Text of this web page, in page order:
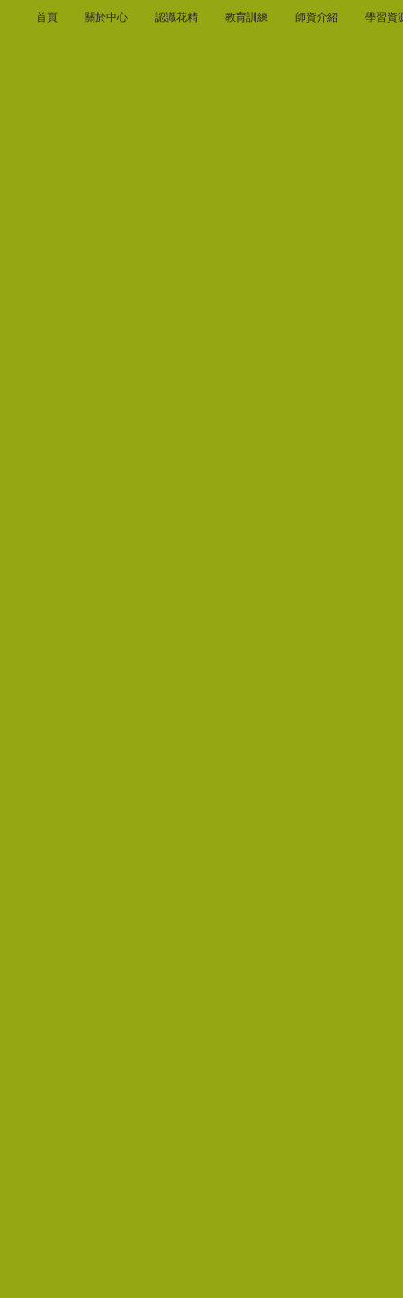
首頁 關於中心 認識花精 教育訓練 師資介紹 學習資